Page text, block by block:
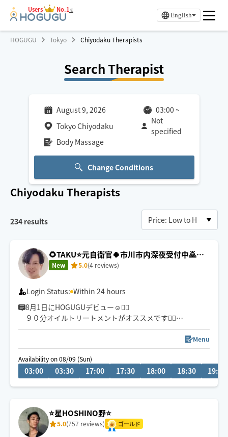
Users No.1※
English
HOGUGU Tokyo Chiyodaku Therapists
Search Therapist
August 9, 2026 03:00 ~
Tokyo Chiyodaku
Not
specified
Body Massage
Change Conditions
Chiyodaku Therapists
234 results
🌻TAKU⭐️元自衛官🍀市川市内深夜受付中🙇ほ
ぐし＆オイルケアがオススメです✨️
New 5.0(4 reviews)
Login Status: Within 24 hours
8月1日にHOGUGUデビュー☺🙇‍♂️
９０分オイルトリートメントがオススメです🙇‍♂️
深部までアプローチ【安眠オイル】忙しい日常を忘れ、
🍀市川駅本八幡は自転車移動🚴 終電までは東京23区も
喜んでお伺い致します😊
総武線沿線千葉〜三鷹
Menu
Availability on 08/09 (Sun)
03:00 03:30 17:00 17:30 18:00 18:30 19:00
⭐️星HOSHINO野⭐️
5.0(757 reviews) ゴールド